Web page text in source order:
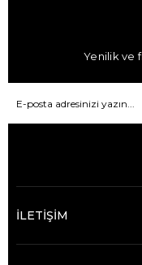
Yenilik ve
İLETİŞİM